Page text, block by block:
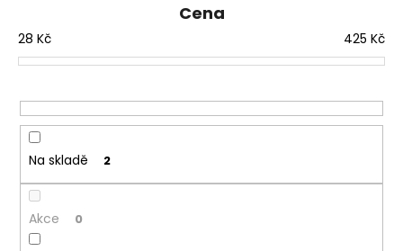
r
o
u
k
ů
Cena
28 Kč 425 Kč
Na skladě 2
Akce 0
n
a
j
í
t
?